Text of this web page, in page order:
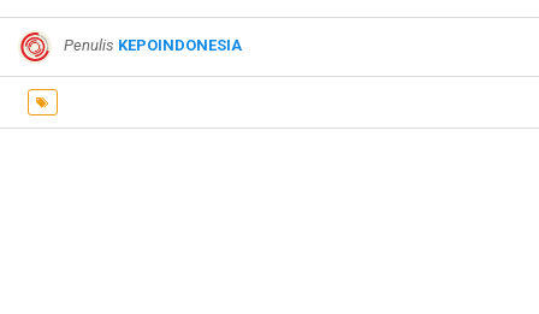
Penulis KEPOINDONESIA